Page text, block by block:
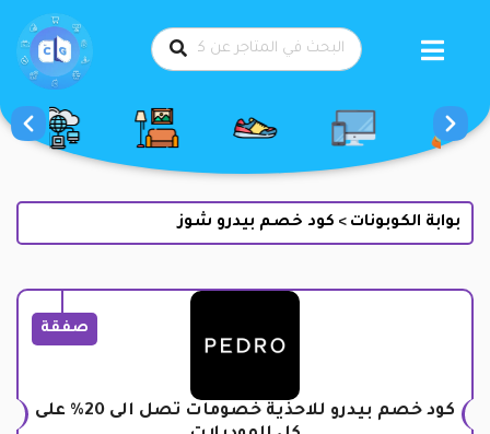
بوابة الكوبونات > كود خصم بيدرو شوز
صفقة
كود خصم بيدرو للاحذية خصومات تصل الى 20% على